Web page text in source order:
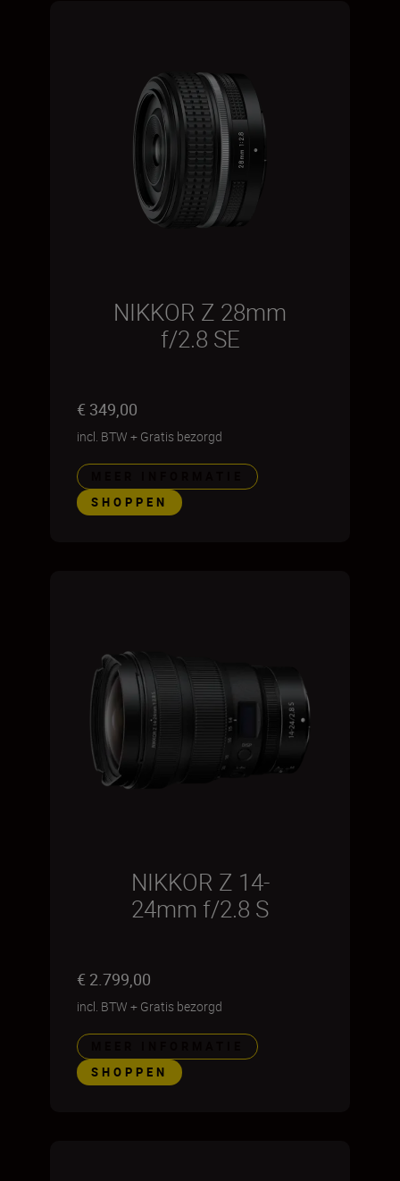
NIKKOR Z 28mm
f/2.8 SE
€ 349,00
incl. BTW + Gratis bezorgd
SHOPPEN
NIKKOR Z 14-
24mm f/2.8 S
€ 2.799,00
incl. BTW + Gratis bezorgd
SHOPPEN